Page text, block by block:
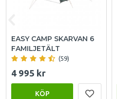
EASY CAMP SKARVAN 6
FAMILJETÄLT
(59)
4 995 kr
KÖP